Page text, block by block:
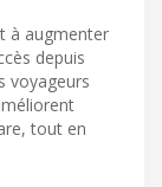
à augmenter
depuis
voyageurs
tout en